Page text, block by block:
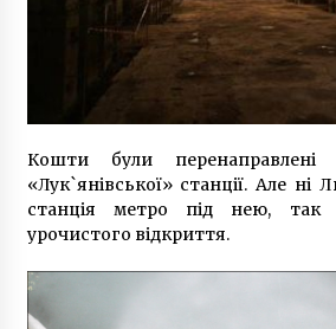
Кошти були перенаправлені
«Лук`янівської» станції. Але ні
станція метро під нею, так
урочистого відкриття.